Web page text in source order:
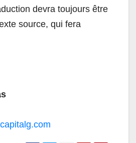
devra toujours être
source, qui fera